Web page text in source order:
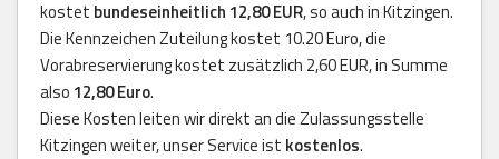
kostet bundeseinheitlich 12,80 EUR, so auch in Kitzingen.
Die Kennzeichen Zuteilung kostet 10.20 Euro, die
Vorabreservierung kostet zusätzlich 2,60 EUR, in Summe
also 12,80 Euro.
Diese Kosten leiten wir direkt an die Zulassungsstelle
Kitzingen weiter, unser Service ist kostenlos.